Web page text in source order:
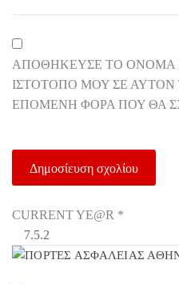
ΑΠΟΘΉΚΕΥΣΕ ΤΟ ΌΝΟΜΆ
ΙΣΤΌΤΟΠΟ ΜΟΥ ΣΕ
ΕΠΌΜΕΝΗ ΦΟΡΆ ΠΟΥ ΘΑ
CURRENT YE@R *